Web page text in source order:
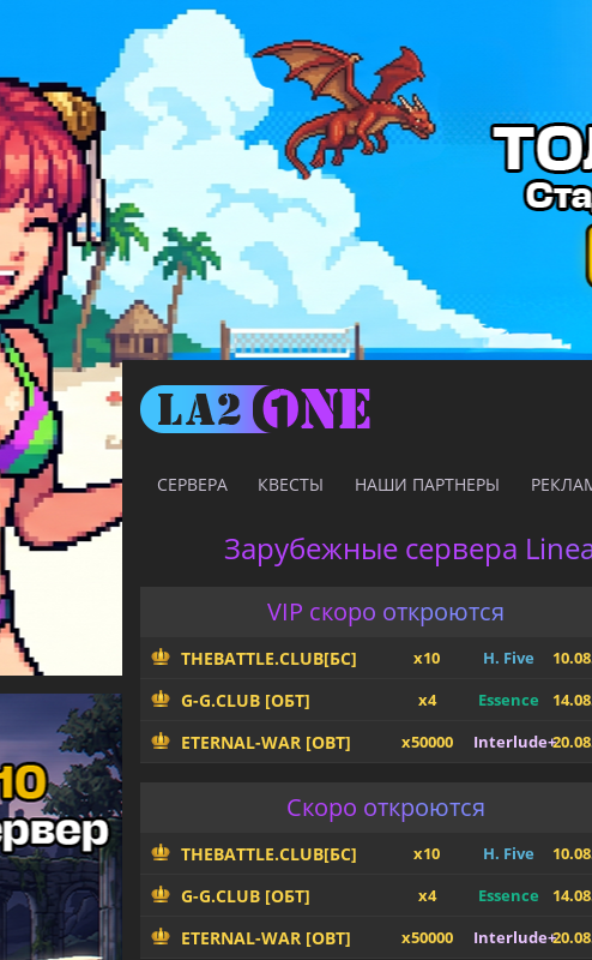
СЕРВЕРА КВЕСТЫ НАШИ ПАРТНЕРЫ
Зарубежные сервера
VIP скоро откроются
THEBATTLE.CLUB[БС] x10 H. Five
G-G.CLUB [ОБТ] x4 Essence
ETERNAL-WAR [OBT] x50000 Interlude+
Скоро откроются
THEBATTLE.CLUB[БС] x10 H. Five
G-G.CLUB [ОБТ] x4 Essence
ETERNAL-WAR [OBT] x50000 Interlude+